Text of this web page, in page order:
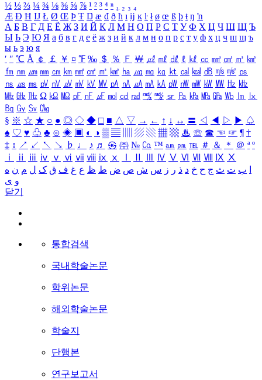
½ ⅓ ⅔ ¼ ¾ ⅛ ⅜ ⅝ ⅞ ¹ ² ³ ⁴ ⁿ ₁ ₂ ₃ ₄
Æ Ð Ħ Ĳ Ł Ø Œ Þ Ŧ Ŋ æ đ ð ħ ı ĳ ĸ ŀ ł ø œ ß þ ŧ ŋ ŉ
А Б В Г Д Е Ё Ж З И Й К Л М Н О П Р С Т У Ф Х Ц Ч Ш Щ Ъ
Ы Ь Э Ю Я а б в г д е ё ж з и й к л м н о п р с т у ф х ц ч ш щ ъ
ы ь э ю я
′ ″ ℃ Å ￠ ￡ ￥ ¤ ℉ ‰ ＄ ％ Ｆ ￦ ㎕ ㎖ ㎗ ℓ ㎘ ㏄ ㎣ ㎤ ㎥ ㎦
㎙ ㎚ ㎛ ㎜ ㎝ ㎞ ㎟ ㎠ ㎡ ㎢ ㏊ ㎍ ㎎ ㎏ ㏏ ㎈ ㎉ ㏈ ㎧ ㎨ ㎰
㎱ ㎲ ㎳ ㎴ ㎵ ㎶ ㎷ ㎸ ㎹ ㎀ ㎁ ㎂ ㎃ ㎄ ㎺ ㎻ ㎽ ㎾ ㎿ ㎐ ㎑
㎒ ㎓ ㎔ Ω ㏀ ㏁ ㎊ ㎋ ㎌ ㏖ ㏅ ㎭ ㎮ ㎯ ㏛ ㎩ ㎪ ㎫ ㎬ ㏝ ㏐
㏓
㏃ ㏉ ㏜ ㏆
§ ※ ☆ ★ ○ ● ◎ ◇ ◆ □ ■ △ ▽ → ← ↑ ↓ ↔ 〓 ◁ ◀ ▷ ▶ ♤
♠ ♡ ♥ ♧ ♣ ⊙ ◈ ▣ ◐ ◑ ▒ ▤ ▨ ▧ ▦ ▩ ♨ ☏ ☎ ☜ ☞ ¶ †
‡ ↕ ↗ ↙ ↖ ↘ ♭ ♩ ♪ ♬ ㉿ ㈜ № ㏇ ™ ㏂ ㏘ ℡ ＃ ＆ ＊ ＠ ª º
ⅰ
ⅱ ⅲ ⅳ ⅴ ⅵ ⅶ ⅷ ⅸ ⅹ Ⅳ Ⅴ Ⅵ Ⅶ Ⅷ Ⅸ Ⅹ
ب ت ث ج ح خ د ذ ر ز س ش ص ض ط ظ ع غ ف ق ک ل م ن ه
و ی
닫기
통합검색
국내학술논문
학위논문
해외학술논문
학술지
단행본
연구보고서